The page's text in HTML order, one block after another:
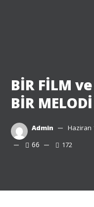
BİR FİLM
BİR MELODİ
Admin Haziran
66 172